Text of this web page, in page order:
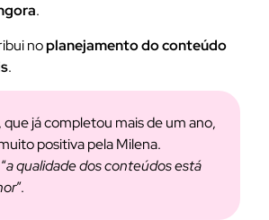
.
noplanejamento do conteúdo
.
que já completou mais de um ano,
positiva pela Milena.
a qualidade dos conteúdos está
”.